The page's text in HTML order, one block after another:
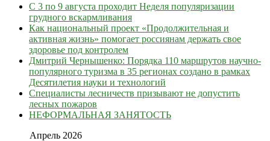
С 3 по 9 августа проходит Неделя популяризации
грудного вскармливания
Как национальный проект «Продолжительная и
активная жизнь» помогает россиянам держать свое
здоровье под контролем
Дмитрий Чернышенко: Порядка 110 маршрутов научно-
популярного туризма в 35 регионах создано в рамках
Десятилетия науки и технологий
Специалисты лесничеств призывают не допустить
лесных пожаров
НЕФОРМАЛЬНАЯ ЗАНЯТОСТЬ
Апрель 2026